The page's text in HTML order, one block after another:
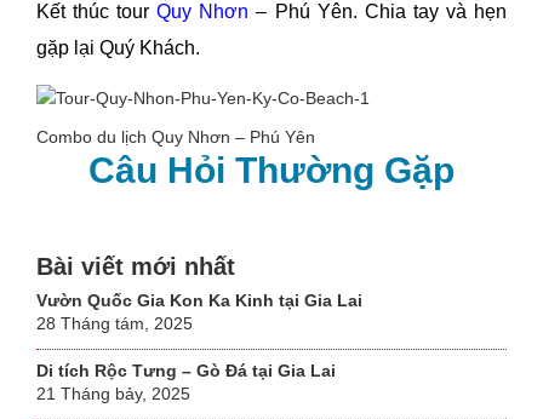
Kết thúc tourQuy Nhơn – Phú Yên. Chia tay và hẹn
gặp lại Quý Khách.
Combo du lịch Quy Nhơn – Phú Yên
Câu Hỏi Thường Gặp
Bài viết mới nhất
Vườn Quốc Gia Kon Ka Kinh tại Gia Lai
28 Tháng tám, 2025
Di tích Rộc Tưng – Gò Đá tại Gia Lai
21 Tháng bảy, 2025